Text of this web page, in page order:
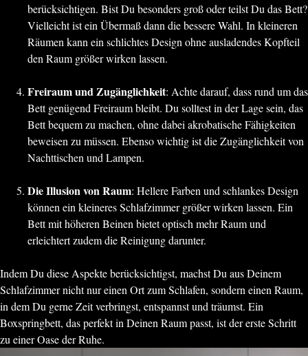
berücksichtigen. Bist Du besonders groß oder teilst Du das Bett?
Vielleicht ist ein Übermaß dann die bessere Wahl. In kleineren
Räumen kann ein schlichtes Design ohne ausladendes Kopfteil
den Raum größer wirken lassen.
Freiraum und Zugänglichkeit: Achte darauf, dass rund um das
Bett genügend Freiraum bleibt. Du solltest in der Lage sein, das
Bett bequem zu machen, ohne dabei akrobatische Fähigkeiten
beweisen zu müssen. Ebenso wichtig ist die Zugänglichkeit von
Nachttischen und Lampen.
Die Illusion von Raum: Hellere Farben und schlankes Design
können ein kleineres Schlafzimmer größer wirken lassen. Ein
Bett mit höheren Beinen bietet optisch mehr Raum und
erleichtert zudem die Reinigung darunter.
Indem Du diese Aspekte berücksichtigst, machst Du aus Deinem
Schlafzimmer nicht nur einen Ort zum Schlafen, sondern einen Raum,
in dem Du gerne Zeit verbringst, entspannst und träumst. Ein
Boxspringbett, das perfekt in Deinen Raum passt, ist der erste Schritt
zu einer Oase der Ruhe.